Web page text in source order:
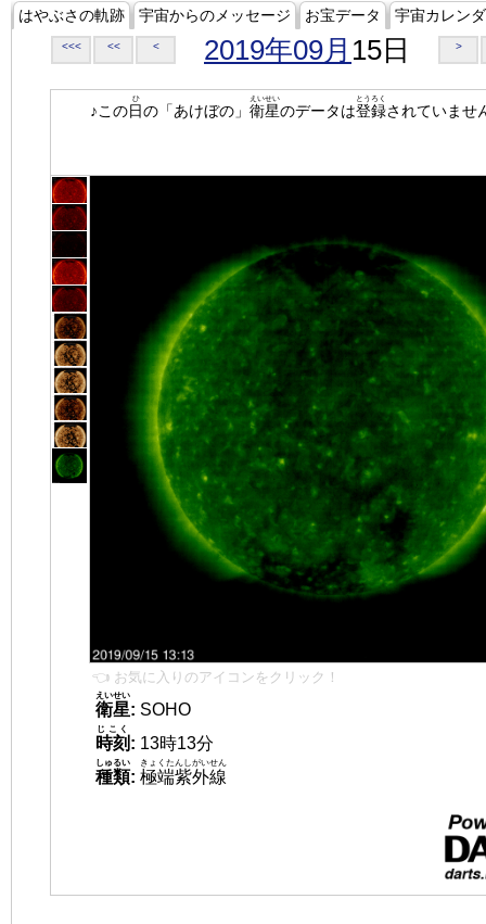
はやぶさの軌跡 宇宙からのメッセージ お宝データ 宇宙カレン
<<< << < 2019年09月 15日 >
♪この日
ひ
の「あけぼの」 衛星
えいせい
のデータは登録
とうろく
されていませ
👈 お気に入りのアイコンをクリック！
衛星
えいせい
: SOHO
時刻
じこく
: 13時13分
種類
しゅるい
: 極端紫外線
きょくたんしがいせん